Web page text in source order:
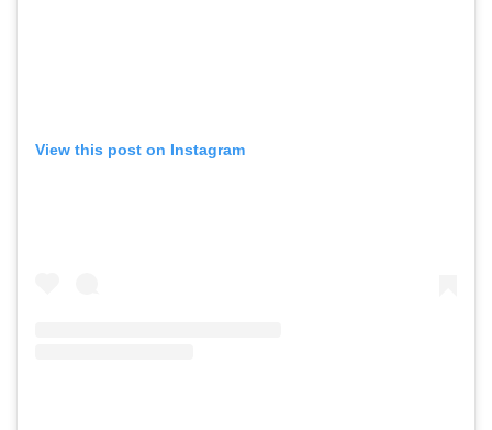
View this post on Instagram